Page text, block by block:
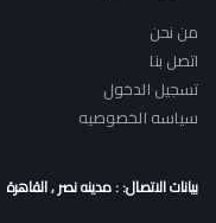
من نحن
اتصل بنا
تسجيل الدخول
سياسه الخصوصيه
بيانات الاتصال: : مدينه نصر , القاهرة